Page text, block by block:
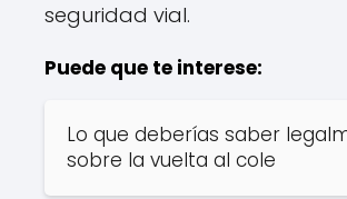
seguridad vial.
Puede que te interese:
Lo que deberías saber
sobre la vuelta al cole